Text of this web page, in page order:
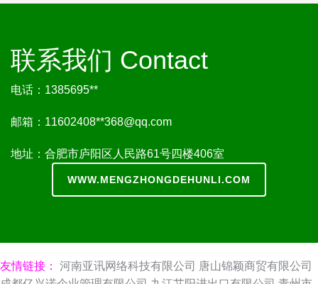
联系我们 Contact
电话：1385695**
邮箱：11602408**368@qq.com
地址：合肥市庐阳区人民路61号四楼406室
WWW.MENGZHONGDEHUNLI.COM
友情链接： 河南亚讯网络科技有限公司 唐山锦颖商贸有限公司